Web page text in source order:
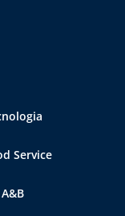
Service